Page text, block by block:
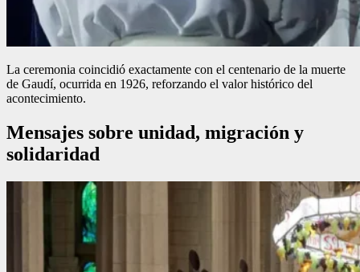
La ceremonia coincidió exactamente con el centenario de la muerte
de Gaudí, ocurrida en 1926, reforzando el valor histórico del
acontecimiento.
Mensajes sobre unidad, migración y
solidaridad